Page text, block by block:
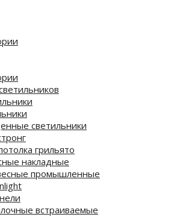
светильники
грильято
накладные
промышленные
встраиваемые